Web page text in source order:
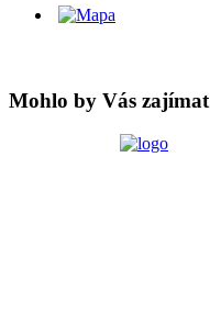
Mohlo by Vás zajímat